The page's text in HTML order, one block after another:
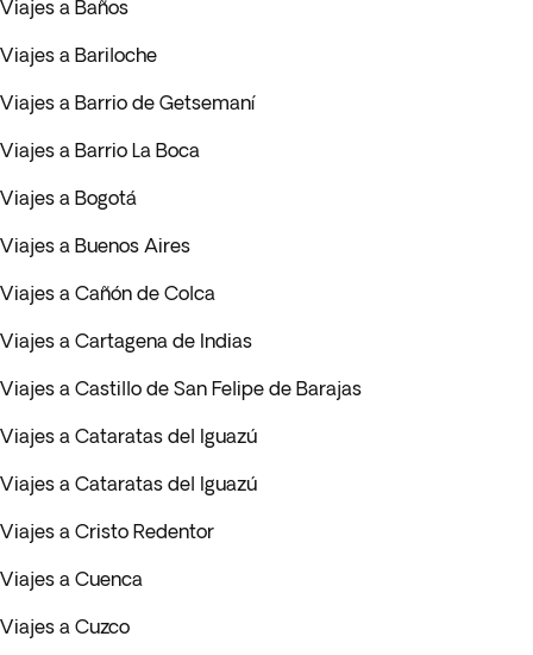
Viajes a Baños
Viajes a Bariloche
Viajes a Barrio de Getsemaní
Viajes a Barrio La Boca
Viajes a Bogotá
Viajes a Buenos Aires
Viajes a Cañón de Colca
Viajes a Cartagena de Indias
Viajes a Castillo de San Felipe de Barajas
Viajes a Cataratas del Iguazú
Viajes a Cataratas del Iguazú
Viajes a Cristo Redentor
Viajes a Cuenca
Viajes a Cuzco